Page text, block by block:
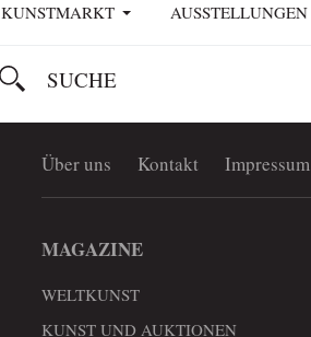
KUNSTMARKT AUSSTELLUNGEN
Über uns Kontakt Impressum
MAGAZINE
WELTKUNST
KUNST UND AUKTIONEN